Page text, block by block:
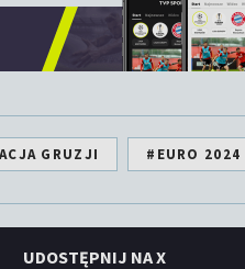
GRUZJI #EURO 2024
UDOSTĘPNIJ NA X